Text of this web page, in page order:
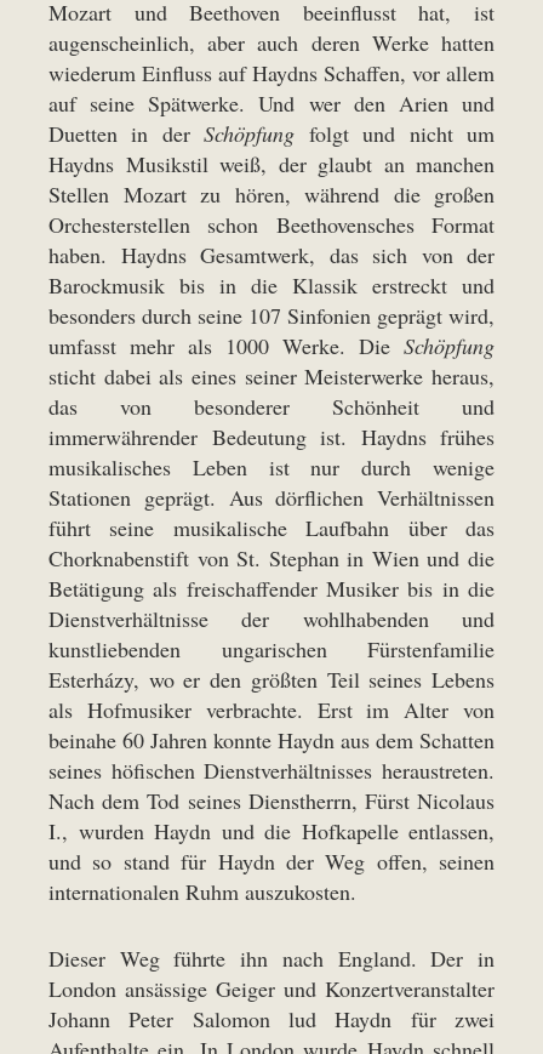
Mozart und Beethoven beeinflusst hat, ist
augenscheinlich, aber auch deren Werke hatten
wiederum Einfluss auf Haydns Schaffen, vor allem
auf seine Spätwerke. Und wer den Arien und
Duetten in derSchöpfung folgt und nicht um
Haydns Musikstil weiß, der glaubt an manchen
Stellen Mozart zu hören, während die großen
Orchesterstellen schon Beethovensches Format
haben. Haydns Gesamtwerk, das sich von der
Barockmusik bis in die Klassik erstreckt und
besonders durch seine 107 Sinfonien geprägt wird,
umfasst mehr als 1000 Werke. Die Schöpfung
sticht dabei als eines seiner Meisterwerke heraus,
das von besonderer Schönheit und
immerwährender Bedeutung ist. Haydns frühes
musikalisches Leben ist nur durch wenige
Stationen geprägt. Aus dörflichen Verhältnissen
führt seine musikalische Laufbahn über das
Chorknabenstift von St. Stephan in Wien und die
Betätigung als freischaffender Musiker bis in die
Dienstverhältnisse der wohlhabenden und
kunstliebenden ungarischen Fürstenfamilie
Esterházy, wo er den größten Teil seines Lebens
als Hofmusiker verbrachte. Erst im Alter von
beinahe 60 Jahren konnte Haydn aus dem Schatten
seines höfischen Dienstverhältnisses heraustreten.
Nach dem Tod seines Dienstherrn, Fürst Nicolaus
I., wurden Haydn und die Hofkapelle entlassen,
und so stand für Haydn der Weg offen, seinen
internationalen Ruhm auszukosten.
Dieser Weg führte ihn nach England. Der in
London ansässige Geiger und Konzertveranstalter
Johann Peter Salomon lud Haydn für zwei